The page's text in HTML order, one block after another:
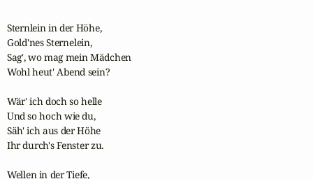
Sternlein in der Höhe,
Gold'nes Sternelein,
Sag', wo mag mein Mädchen
Wohl heut' Abend sein?
Wär' ich doch so helle
Und so hoch wie du,
Säh' ich aus der Höhe
Ihr durch's Fenster zu.
Wellen in der Tiefe,